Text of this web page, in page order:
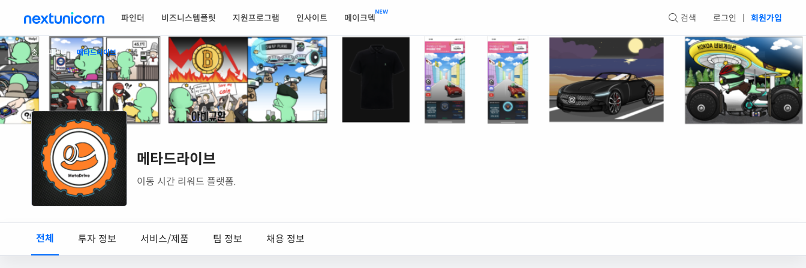
파인더 비즈니스템플릿 지원프로그램 인사이트 메이크덱 검색 로그인 회원가입
홈 파인더 > 메타드라이브
메타드라이브
이동 시간 리워드 플랫폼.
전체 투자 정보 서비스/제품 팀 정보 채용 정보